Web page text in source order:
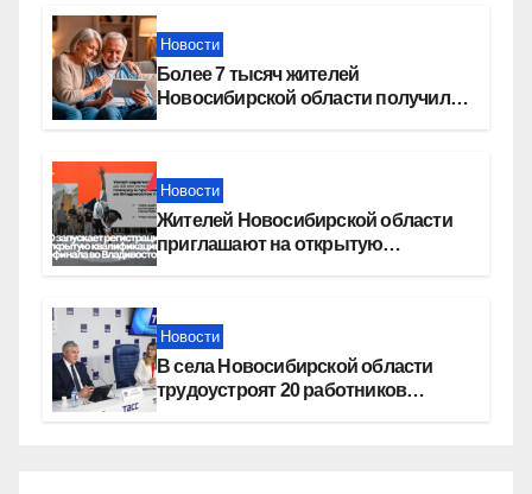
Новости
Более 7 тысяч жителей
Новосибирской области получили
Новости
Жителей Новосибирской области
приглашают на открытую
Новости
В села Новосибирской области
трудоустроят 20 работников